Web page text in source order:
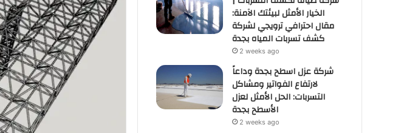
الخيار الأمثل لبيئتك الآمنة:
مقال احترافي ترويجي لشركة
كشف تسربات المياه بجدة
2 weeks ago
شركة عزل اسطح بجدة وداعاً
لارتفاع الفواتير ومشاكل
التسربات: الحل الأمثل لعزل
الأسطح بجدة
2 weeks ago